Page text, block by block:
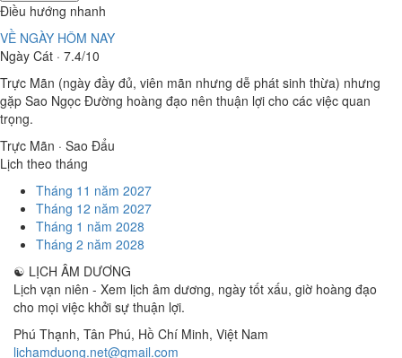
Điều hướng nhanh
VỀ NGÀY HÔM NAY
Ngày Cát · 7.4/10
Trực Mãn (ngày đầy đủ, viên mãn nhưng dễ phát sinh thừa) nhưng
gặp Sao Ngọc Đường hoàng đạo nên thuận lợi cho các việc quan
trọng.
Trực Mãn · Sao Đẩu
Lịch theo tháng
Tháng 11 năm 2027
Tháng 12 năm 2027
Tháng 1 năm 2028
Tháng 2 năm 2028
☯ LỊCH ÂM DƯƠNG
Lịch vạn niên - Xem lịch âm dương, ngày tốt xấu, giờ hoàng đạo
cho mọi việc khởi sự thuận lợi.
Phú Thạnh, Tân Phú, Hồ Chí Minh, Việt Nam
lichamduong.net@gmail.com